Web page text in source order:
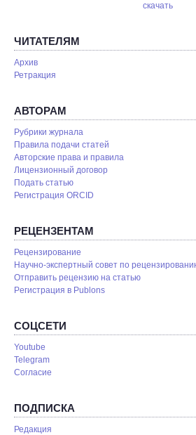
скачать
ЧИТАТЕЛЯМ
Архив
Ретракция
АВТОРАМ
Рубрики журнала
Правила подачи статей
Авторские права и правила
Лицензионный договор
Подать статью
Регистрация ORCID
РЕЦЕНЗЕНТАМ
Рецензирование
Научно-экспертный совет по
Отправить рецензию на статью
Pегистрация в Publons
СОЦСЕТИ
Youtube
Telegram
Согласие
ПОДПИСКА
Редакция